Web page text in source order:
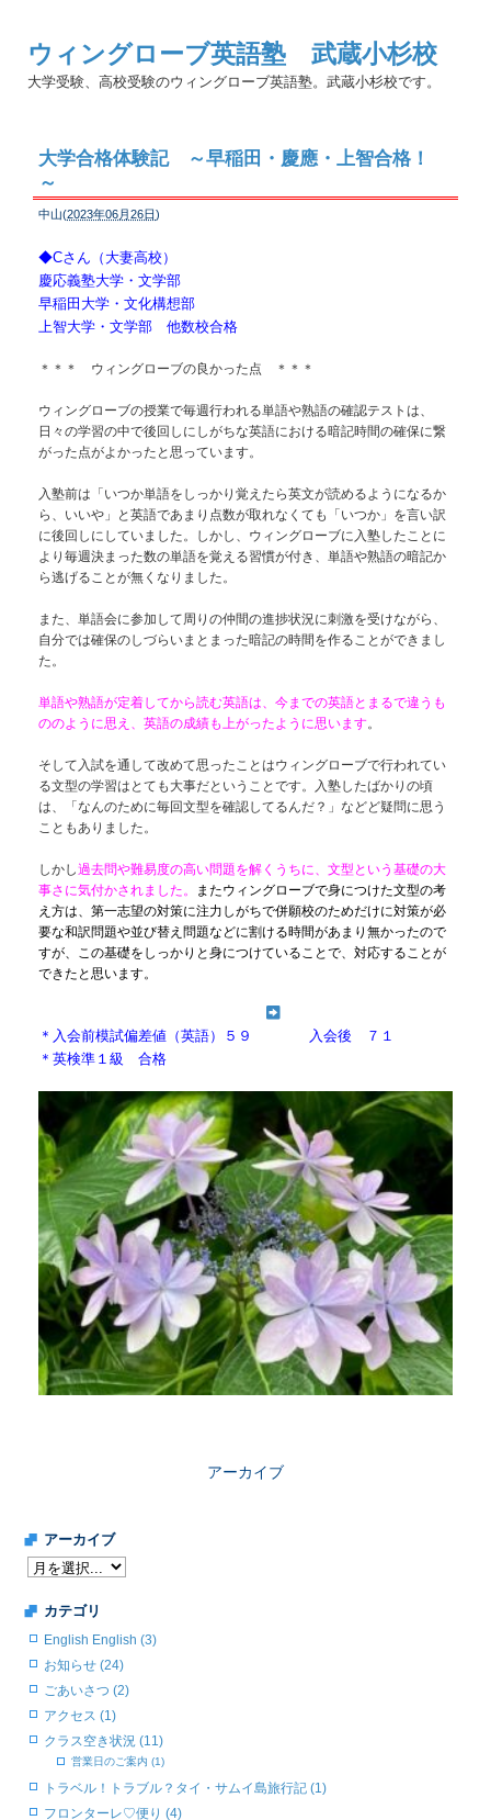
ウィングローブ英語塾 武蔵小杉校
大学受験、高校受験のウィングローブ英語塾。武蔵小杉校です。
大学合格体験記 ～早稲田・慶應・上智合格！
～
中山(2023年06月26日)
◆Cさん（大妻高校）
慶応義塾大学・文学部
早稲田大学・文化構想部
上智大学・文学部 他数校合格
＊＊＊ ウィングローブの良かった点 ＊＊＊
ウィングローブの授業で毎週行われる単語や熟語の確認テストは、
日々の学習の中で後回しにしがちな英語における暗記時間の確保に繋
がった点がよかったと思っています。
入塾前は「いつか単語をしっかり覚えたら英文が読めるようになるか
ら、いいや」と英語であまり点数が取れなくても「いつか」を言い訳
に後回しにしていました。しかし、ウィングローブに入塾したことに
より毎週決まった数の単語を覚える習慣が付き、単語や熟語の暗記か
ら逃げることが無くなりました。
また、単語会に参加して周りの仲間の進捗状況に刺激を受けながら、
自分では確保のしづらいまとまった暗記の時間を作ることができまし
た。
単語や熟語が定着してから読む英語は、今までの英語とまるで違うも
ののように思え、英語の成績も上がったように思います。
そして入試を通して改めて思ったことはウィングローブで行われてい
る文型の学習はとても大事だということです。入塾したばかりの頃
は、「なんのために毎回文型を確認してるんだ？」などど疑問に思う
こともありました。
しかし過去問や難易度の高い問題を解くうちに、文型という基礎の大
事さに気付かされました。
またウィングローブで身につけた文型の考
え方は、第一志望の対策に注力しがちで併願校のためだけに対策が必
要な和訳問題や並び替え問題などに割ける時間があまり無かったので
すが、この基礎をしっかりと身につけていることで、対応することが
できたと思います。
＊入会前模試偏差値（英語）５９
入会後 ７１
＊英検準１級 合格
アーカイブ
アーカイブ
カテゴリ
English English (3)
お知らせ (24)
ごあいさつ (2)
アクセス (1)
クラス空き状況 (11)
営業日のご案内 (1)
トラベル！トラブル？タイ・サムイ島旅行記 (1)
フロンターレ♡便り (4)